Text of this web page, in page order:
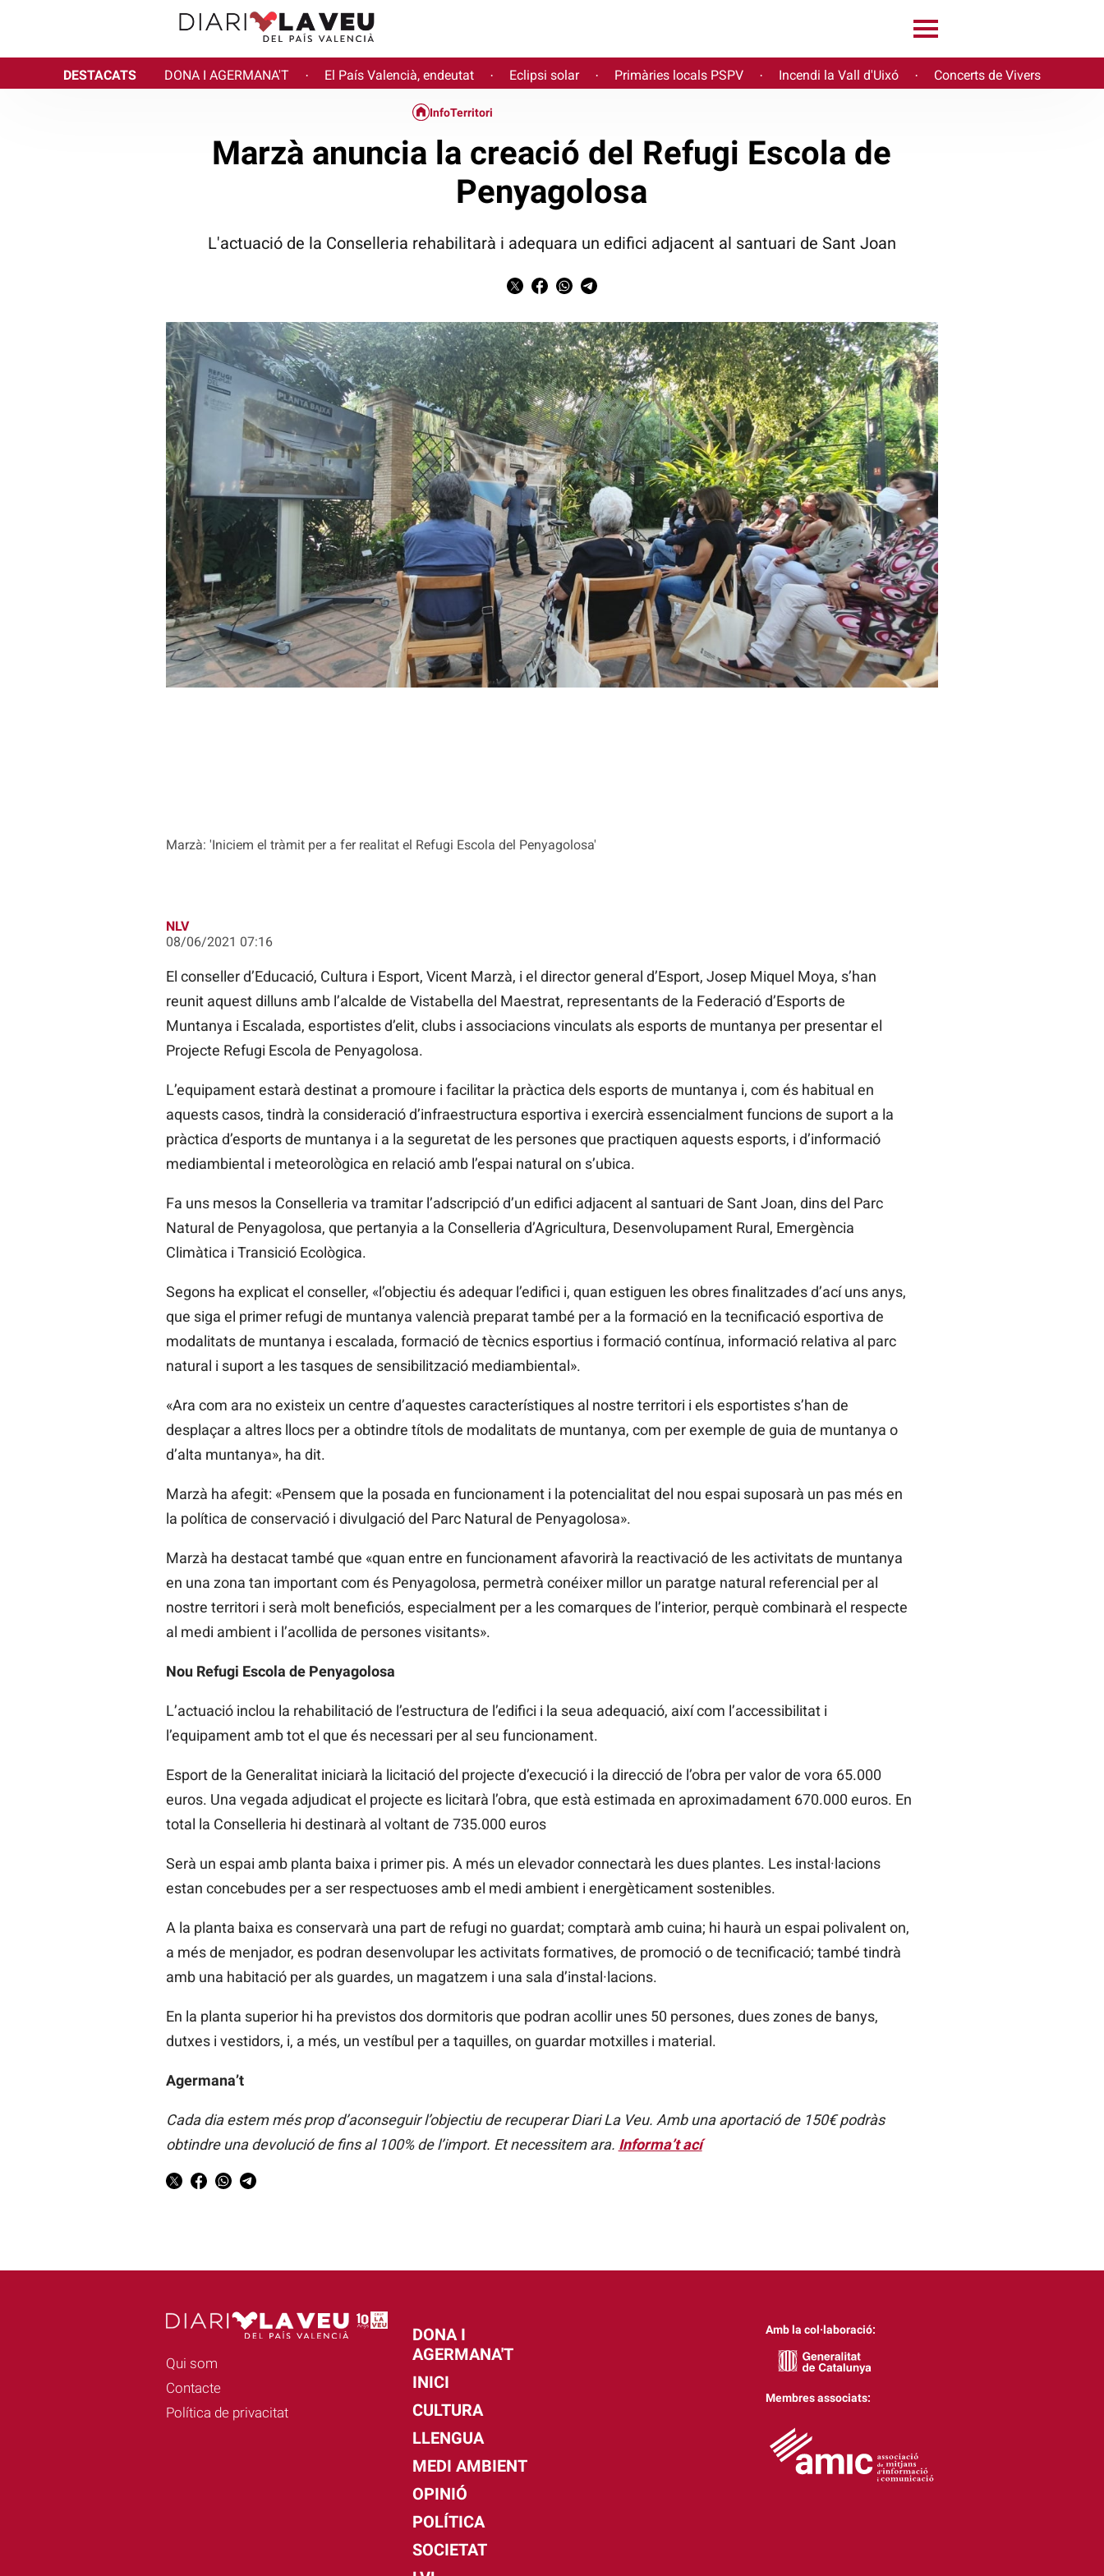
DESTACATS DONA I AGERMANA'T · El País Valencià, endeutat · Eclipsi solar · Primàries locals PSPV · Incendi la Vall d'Uixó · Concerts de Vivers
Marzà: 'Iniciem el tràmit per a fer realitat el Refugi Escola del Penyagolosa'
InfoTerritori
Marzà anuncia la creació del Refugi Escola de
Penyagolosa
L'actuació de la Conselleria rehabilitarà i adequara un edifici adjacent al santuari de Sant Joan
NLV
08/06/2021 07:16
El conseller d’Educació, Cultura i Esport, Vicent Marzà, i el director general d’Esport, Josep Miquel Moya, s’han
reunit aquest dilluns amb l’alcalde de Vistabella del Maestrat, representants de la Federació d’Esports de
Muntanya i Escalada, esportistes d’elit, clubs i associacions vinculats als esports de muntanya per presentar el
Projecte Refugi Escola de Penyagolosa.
L’equipament estarà destinat a promoure i facilitar la pràctica dels esports de muntanya i, com és habitual en
aquests casos, tindrà la consideració d’infraestructura esportiva i exercirà essencialment funcions de suport a la
pràctica d’esports de muntanya i a la seguretat de les persones que practiquen aquests esports, i d’informació
mediambiental i meteorològica en relació amb l’espai natural on s’ubica.
Fa uns mesos la Conselleria va tramitar l’adscripció d’un edifici adjacent al santuari de Sant Joan, dins del Parc
Natural de Penyagolosa, que pertanyia a la Conselleria d’Agricultura, Desenvolupament Rural, Emergència
Climàtica i Transició Ecològica.
Segons ha explicat el conseller, «l’objectiu és adequar l’edifici i, quan estiguen les obres finalitzades d’ací uns anys,
que siga el primer refugi de muntanya valencià preparat també per a la formació en la tecnificació esportiva de
modalitats de muntanya i escalada, formació de tècnics esportius i formació contínua, informació relativa al parc
natural i suport a les tasques de sensibilització mediambiental».
«Ara com ara no existeix un centre d’aquestes característiques al nostre territori i els esportistes s’han de
desplaçar a altres llocs per a obtindre títols de modalitats de muntanya, com per exemple de guia de muntanya o
d’alta muntanya», ha dit.
Marzà ha afegit: «Pensem que la posada en funcionament i la potencialitat del nou espai suposarà un pas més en
la política de conservació i divulgació del Parc Natural de Penyagolosa».
Marzà ha destacat també que «quan entre en funcionament afavorirà la reactivació de les activitats de muntanya
en una zona tan important com és Penyagolosa, permetrà conéixer millor un paratge natural referencial per al
nostre territori i serà molt beneficiós, especialment per a les comarques de l’interior, perquè combinarà el respecte
al medi ambient i l’acollida de persones visitants».
Nou Refugi Escola de Penyagolosa
L’actuació inclou la rehabilitació de l’estructura de l’edifici i la seua adequació, així com l’accessibilitat i
l’equipament amb tot el que és necessari per al seu funcionament.
Esport de la Generalitat iniciarà la licitació del projecte d’execució i la direcció de l’obra per valor de vora 65.000
euros. Una vegada adjudicat el projecte es licitarà l’obra, que està estimada en aproximadament 670.000 euros. En
total la Conselleria hi destinarà al voltant de 735.000 euros
Serà un espai amb planta baixa i primer pis. A més un elevador connectarà les dues plantes. Les instal·lacions
estan concebudes per a ser respectuoses amb el medi ambient i energèticament sostenibles.
A la planta baixa es conservarà una part de refugi no guardat; comptarà amb cuina; hi haurà un espai polivalent on,
a més de menjador, es podran desenvolupar les activitats formatives, de promoció o de tecnificació; també tindrà
amb una habitació per als guardes, un magatzem i una sala d’instal·lacions.
En la planta superior hi ha previstos dos dormitoris que podran acollir unes 50 persones, dues zones de banys,
dutxes i vestidors, i, a més, un vestíbul per a taquilles, on guardar motxilles i material.
Agermana’t
Cada dia estem més prop d’aconseguir l’objectiu de recuperar Diari La Veu. Amb una aportació de 150€ podràs
obtindre una devolució de fins al 100% de l’import. Et necessitem ara. Informa’t ací
Qui som
Contacte
Política de privacitat
DONA I
AGERMANA'T
INICI
CULTURA
LLENGUA
MEDI AMBIENT
OPINIÓ
POLÍTICA
SOCIETAT
Amb la col·laboració:
Membres associats: